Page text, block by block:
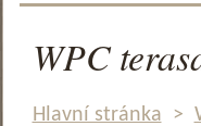
WPC
Hlavní stránka >